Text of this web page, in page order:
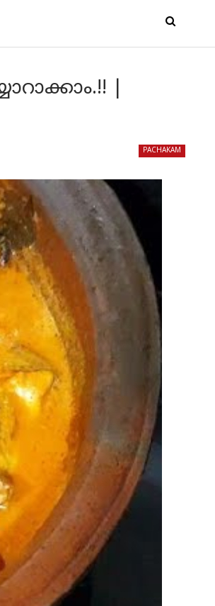
|
PACHAKAM